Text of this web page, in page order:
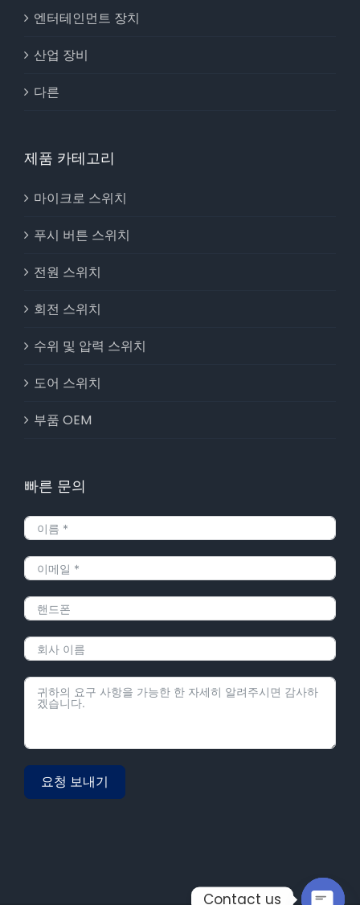
엔터테인먼트 장치
산업 장비
다른
제품 카테고리
마이크로 스위치
푸시 버튼 스위치
전원 스위치
회전 스위치
수위 및 압력 스위치
도어 스위치
부품 OEM
빠른 문의
요청 보내기
Contact us